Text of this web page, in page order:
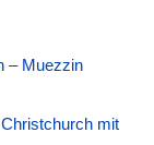
– Muezzin
mit